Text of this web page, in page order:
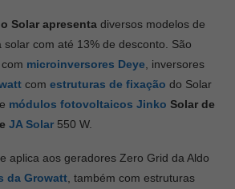
Solar apresenta diversos modelos de
com até 13% de desconto. São
com microinversores Deye , inversores
com estruturas de fixação do Solar
módulos fotovoltaicos Jinko Solar de
JA Solar 550 W.
aplica aos geradores Zero Grid da Aldo
da Growatt , também com estruturas